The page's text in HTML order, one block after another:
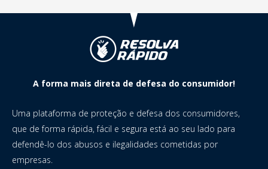
A forma mais direta de defesa do consumidor!
Uma plataforma de proteção e defesa dos consumidores,
que de forma rápida, fácil e segura está ao seu lado para
defendê-lo dos abusos e ilegalidades cometidas por
empresas.